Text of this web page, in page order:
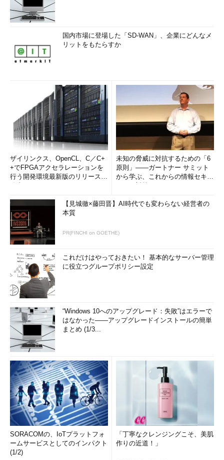
国内市場に登場した「SD-WAN」、企業にどんなメ
リットをもたらすか
ザイリンクス、OpenCL、C／C+
+でFPGAアクセラレーションを
行う開発環境最新版のリリースを
未知の脅威に対抗するための「6
原則」――ガートナー サミット
から学ぶ、これからの情報セキュ
【見城徹×藤田晋】AI時代でも変わらない経営者の
本質
PR(FINCHI on GOETHE)
これだけはやっておきたい！ 基本的なサーバー管理
に役立つグループポリシー設定
“Windows 10へのアップグレード：失敗”はエラーで
はなかった――アップグレードインストールの簡単
まとめ (1/3...
SORACOMの、IoTプラットフォ
ームサービスとしてのインパクト
(1/2)
「丁寧なクレンジングこそ、美肌
作りの近道！」